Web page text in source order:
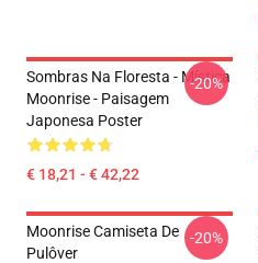
Sombras Na Floresta - Mística
Moonrise - Paisagem
Japonesa Poster
€ 18,21 - € 42,22
-20%
Moonrise Camiseta De
Pulôver
-20%